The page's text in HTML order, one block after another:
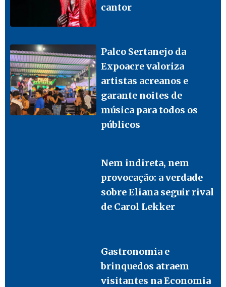
cantor
Palco Sertanejo da
Expoacre valoriza
artistas acreanos e
garante noites de
música para todos os
públicos
Nem indireta, nem
provocação: a verdade
sobre Eliana seguir rival
de Carol Lekker
Gastronomia e
brinquedos atraem
visitantes na Economia